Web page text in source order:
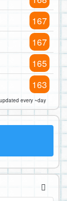
167
167
165
163
every ~day